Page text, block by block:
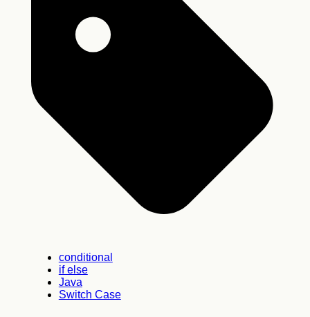
conditional
if else
Java
Switch Case